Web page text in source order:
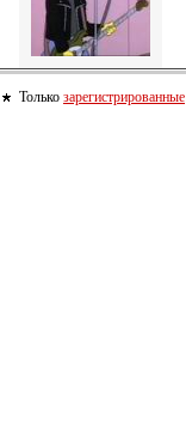
Только зарегистрированные